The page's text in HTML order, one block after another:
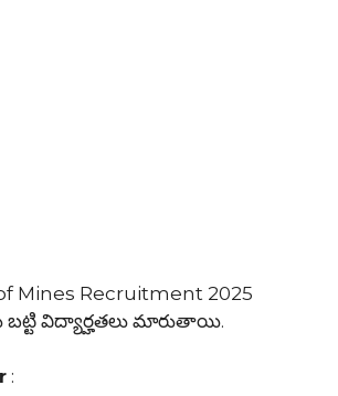
Mines Recruitment 2025
బట్టి విద్యార్హతలు మారుతాయి.
: